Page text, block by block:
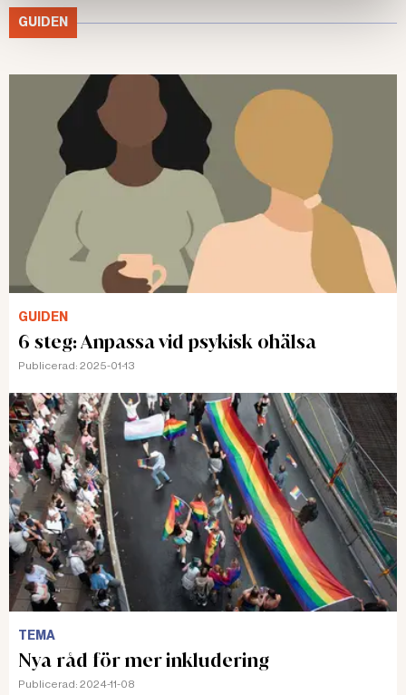
GUIDEN
GUIDEN
6 steg: Anpassa vid psykisk ohälsa
Publicerad: 2025-01-13
TEMA
Nya råd för mer inkludering
Publicerad: 2024-11-08